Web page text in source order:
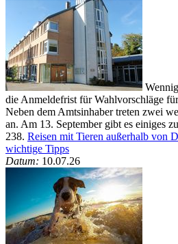
die Anmeldefrist für Wahlvorschläge
Neben dem Amtsinhaber treten zwei
an. Am 13. September gibt es einiges
238. Reisen mit Tieren außerhalb von
wichtige Tipps
Datum: 10.07.26